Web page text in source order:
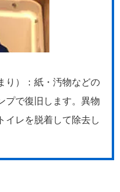
り）：紙・汚物などの
プで復旧します。異物
イレを脱着して除去し